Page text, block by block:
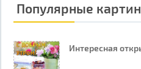
Популярные
Интересная